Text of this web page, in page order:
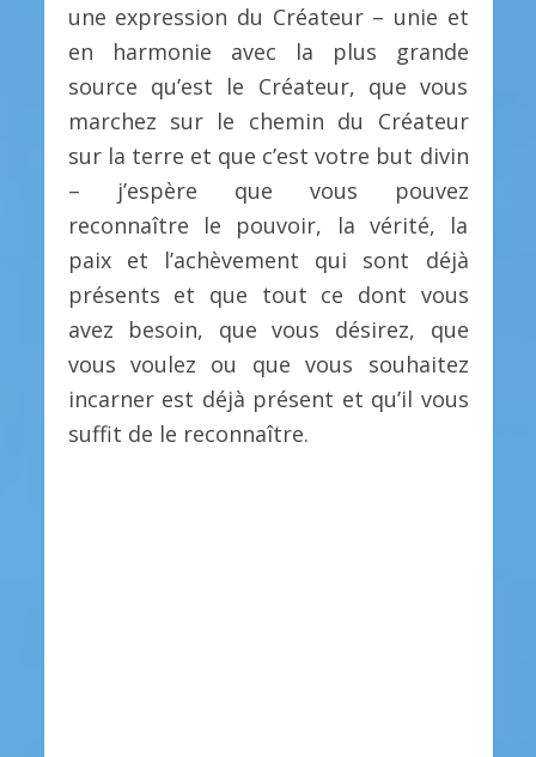
une expression du Créateur – unie et
en harmonie avec la plus grande
source qu’est le Créateur, que vous
marchez sur le chemin du Créateur
sur la terre et que c’est votre but divin
– j’espère que vous pouvez
reconnaître le pouvoir, la vérité, la
paix et l’achèvement qui sont déjà
présents et que tout ce dont vous
avez besoin, que vous désirez, que
vous voulez ou que vous souhaitez
incarner est déjà présent et qu’il vous
suffit de le reconnaître.